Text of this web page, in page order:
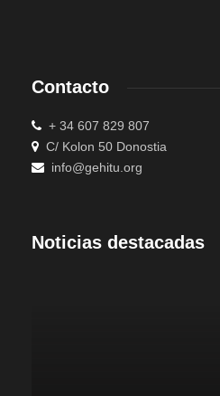
Contacto
+ 34 607 829 807
C/ Kolon 50 Donostia
info@gehitu.org
Noticias destacadas